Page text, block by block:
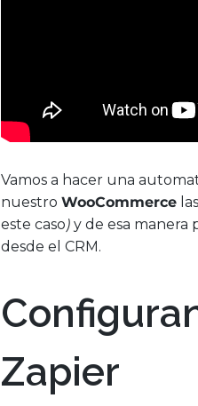
Vamos a hacer una
nuestro WooCommerce
este caso)y de esa manera
desde el CRM.
Zapier